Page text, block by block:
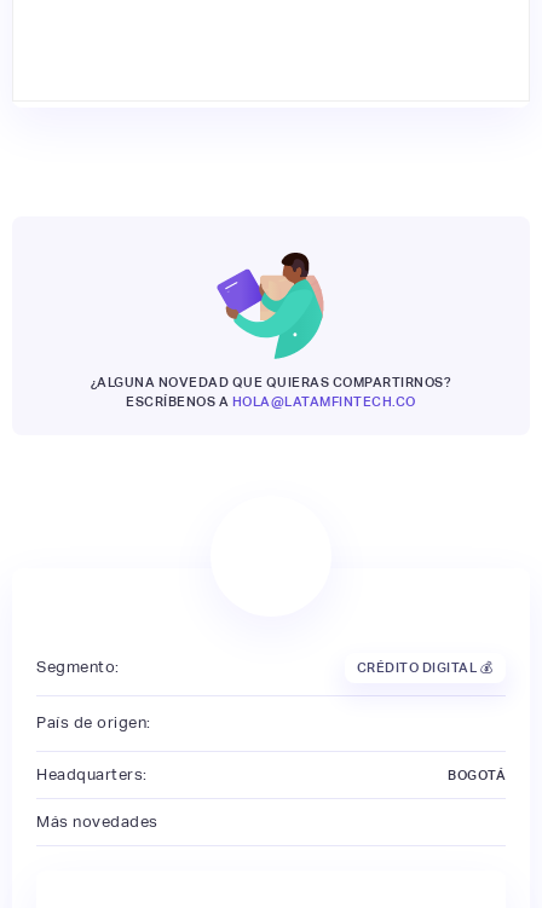
¿ALGUNA NOVEDAD QUE QUIERAS COMPARTIRNOS?
ESCRÍBENOS A HOLA@LATAMFINTECH.CO
Segmento: CRÉDITO DIGITAL 💰
País de origen:
Headquarters: BOGOTÁ
Más novedades